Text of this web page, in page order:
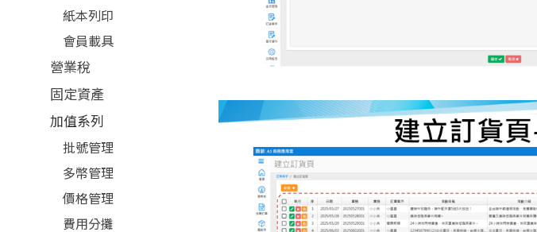
紙本列印
會員載具
營業稅
固定資產
加值系列
批號管理
多幣管理
價格管理
費用分攤